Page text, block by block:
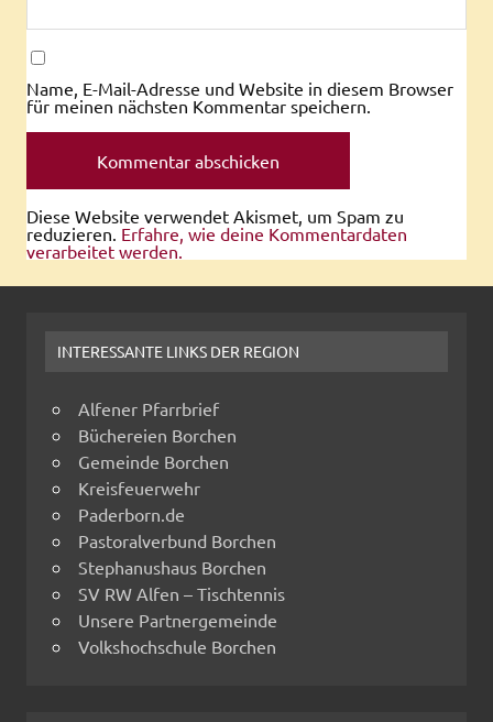
Name, E-Mail-Adresse und Website in diesem Browser
für meinen nächsten Kommentar speichern.
Diese Website verwendet Akismet, um Spam zu
reduzieren. Erfahre, wie deine Kommentardaten
verarbeitet werden.
INTERESSANTE LINKS DER REGION
Alfener Pfarrbrief
Büchereien Borchen
Gemeinde Borchen
Kreisfeuerwehr
Paderborn.de
Pastoralverbund Borchen
Stephanushaus Borchen
SV RW Alfen – Tischtennis
Unsere Partnergemeinde
Volkshochschule Borchen